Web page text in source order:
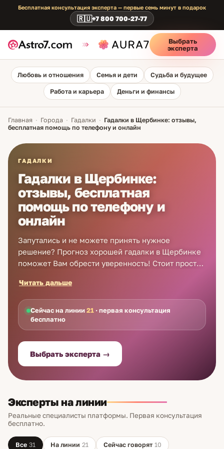
Бесплатная консультация эксперта — первые семь минут в подарок
🇷🇺+7 800 700-27-77
Выбрать
эксперта
Любовь и отношения Семья и дети Судьба и будущее
Работа и карьера Деньги и финансы
Главная · Города · Гадалки · Гадалки в Щербинке: отзывы,
бесплатная помощь по телефону и онлайн
ГАДАЛКИ
Гадалки в Щербинке:
отзывы, бесплатная
помощь по телефону и
онлайн
Запутались и не можете принять нужное
решение? Прогноз хорошей гадалки в Щербинке
поможет Вам обрести уверенность! Стоит просто
Astro7 по телефону. Помощь профессионала
теперь доступна каждому - от Вас требуется лишь
выбрать подходящего эксперта и сделать первый
звонок! Обращайтесь в Astro7 сейчас – новых
клиентов гадалки в Щербинке консультируют
бесплатно!
Читать дальше
Сейчас на линии21 · первая консультация
бесплатно
Выбрать эксперта →
Эксперты на линии
Реальные специалисты платформы. Первая консультация
бесплатно.
Все 31 На линии 21 Сейчас говорят 10